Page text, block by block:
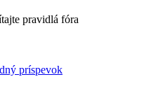
pravidlá fóra
príspevok